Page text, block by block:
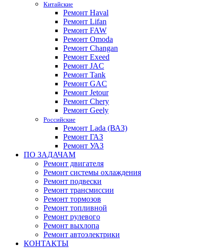
Китайские
Ремонт Haval
Ремонт Lifan
Ремонт FAW
Ремонт Omoda
Ремонт Changan
Ремонт Exeed
Ремонт JAC
Ремонт Tank
Ремонт GAC
Ремонт Jetour
Ремонт Chery
Ремонт Geely
Российские
Ремонт Lada (ВАЗ)
Ремонт ГАЗ
Ремонт УАЗ
ПО ЗАДАЧАМ
Ремонт двигателя
Ремонт системы охлаждения
Ремонт подвески
Ремонт трансмиссии
Ремонт тормозов
Ремонт топливной
Ремонт рулевого
Ремонт выхлопа
Ремонт автоэлектрики
КОНТАКТЫ